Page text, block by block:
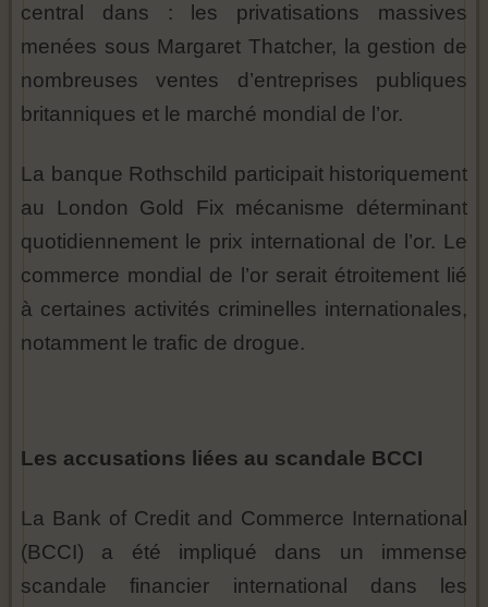
central dans : les privatisations massives
menées sous Margaret Thatcher, la gestion de
nombreuses ventes d’entreprises publiques
britanniques et le marché mondial de l’or.
La banque Rothschild participait historiquement
au London Gold Fix mécanisme déterminant
quotidiennement le prix international de l’or. Le
commerce mondial de l’or serait étroitement lié
à certaines activités criminelles internationales,
notamment le trafic de drogue.
Les accusations liées au scandale BCCI
La Bank of Credit and Commerce International
(BCCI) a été impliqué dans un immense
scandale financier international dans les